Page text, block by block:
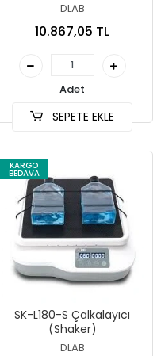
DLAB
10.867,05 TL
Adet
SEPETE EKLE
KARGO
BEDAVA
SK-L180-S Çalkalayıcı
(Shaker)
DLAB